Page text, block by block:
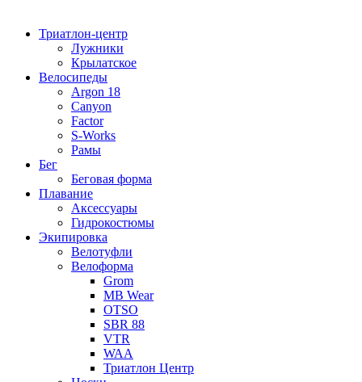
Триатлон-центр
Лужники
Крылатское
Велосипеды
Argon 18
Canyon
Factor
S-Works
Рамы
Бег
Беговая форма
Плавание
Аксессуары
Гидрокостюмы
Экипировка
Велотуфли
Велоформа
Grom
MB Wear
OTSO
SBR 88
VTR
WAA
Триатлон Центр